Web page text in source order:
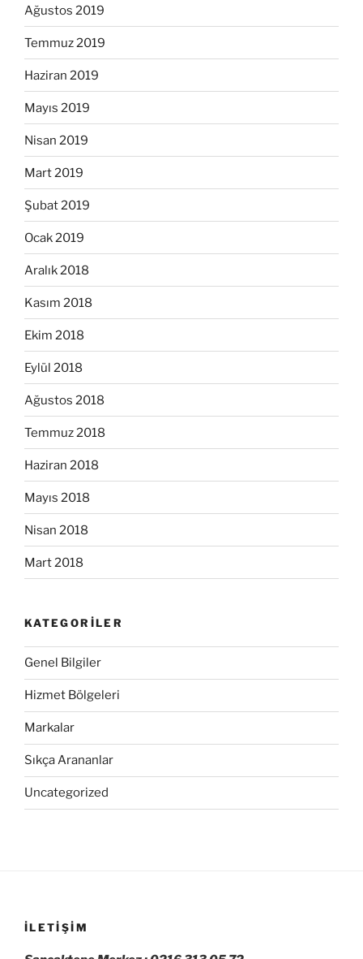
Ağustos 2019
Temmuz 2019
Haziran 2019
Mayıs 2019
Nisan 2019
Mart 2019
Şubat 2019
Ocak 2019
Aralık 2018
Kasım 2018
Ekim 2018
Eylül 2018
Ağustos 2018
Temmuz 2018
Haziran 2018
Mayıs 2018
Nisan 2018
Mart 2018
KATEGORILER
Genel Bilgiler
Hizmet Bölgeleri
Markalar
Sıkça Arananlar
Uncategorized
İLETIŞIM